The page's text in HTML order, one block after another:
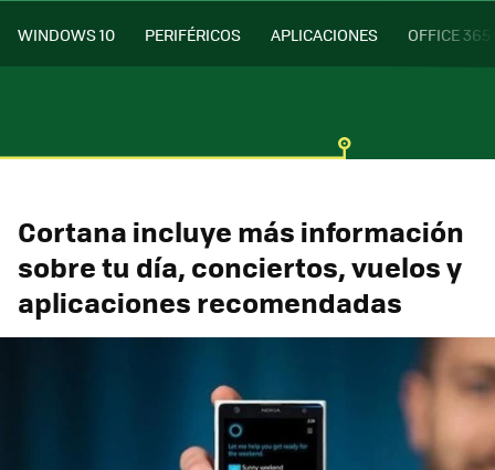
WINDOWS 10 PERIFÉRICOS APLICACIONES OFFICE 365
Cortana incluye más información
sobre tu día, conciertos, vuelos y
aplicaciones recomendadas